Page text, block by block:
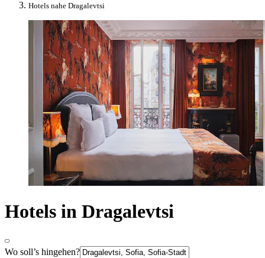
Hotels nahe Dragalevtsi
Hotels in Dragalevtsi
Wo soll’s hingehen?